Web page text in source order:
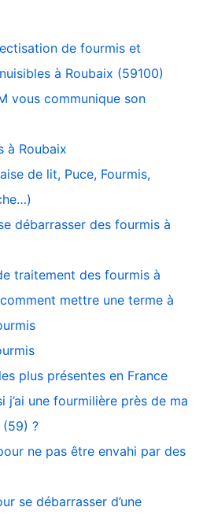
de fourmis et
à Roubaix (59100)
vous communique son
à Roubaix
de lit, Puce, Fourmis,
débarrasser des fourmis à
traitement des fourmis à
mettre une terme à
plus présentes en France
j’ai une fourmilière près de ma
(59) ?
ne pas être envahi par des
se débarrasser d’une